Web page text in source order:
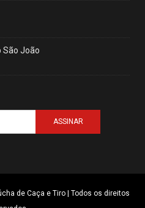
São João
ASSINAR
de Caça e Tiro | Todos os direitos